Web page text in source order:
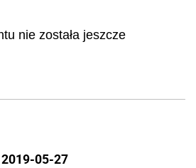
nie została jeszcze
2019-05-27